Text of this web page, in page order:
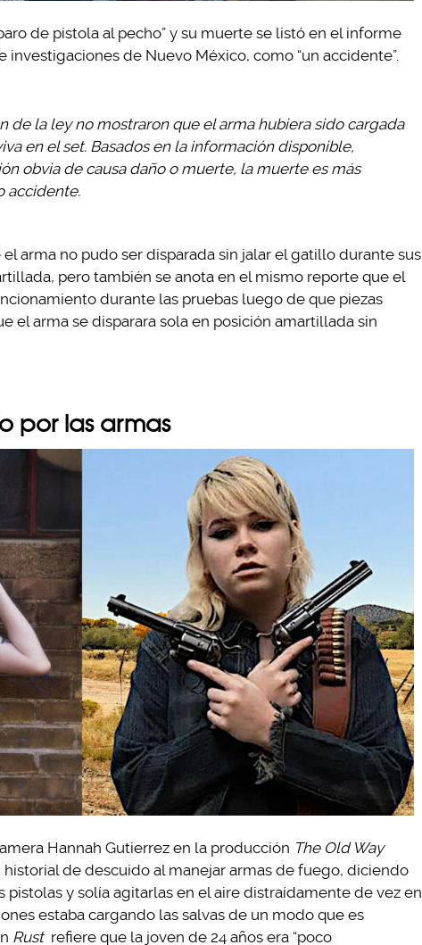
de pistola al pecho” y su muerte se listó en el informe
de Nuevo México, como “un accidente”.
de la ley no mostraron que el arma hubiera sido cargada
en el set. Basados en la información disponible,
obvia de causa daño o muerte, la muerte es más
accidente.
arma no pudo ser disparada sin jalar el gatillo durante sus
pero también se anota en el mismo reporte que el
durante las pruebas luego de que piezas
el arma se disparara sola en posición amartillada sin
por las armas
Hannah Gutierrez en la producción The Old Way
de descuido al manejar armas de fuego, diciendo
pistolas y solía agitarlas en el aire distraídamente de vez en
estaba cargando las salvas de un modo que es
Rust refiere que la joven de 24 años era “poco